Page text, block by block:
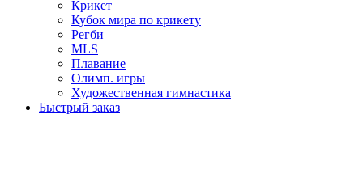
Крикет
Кубок мира по крикету
Регби
MLS
Плавание
Олимп. игры
Художественная гимнастика
Быстрый заказ